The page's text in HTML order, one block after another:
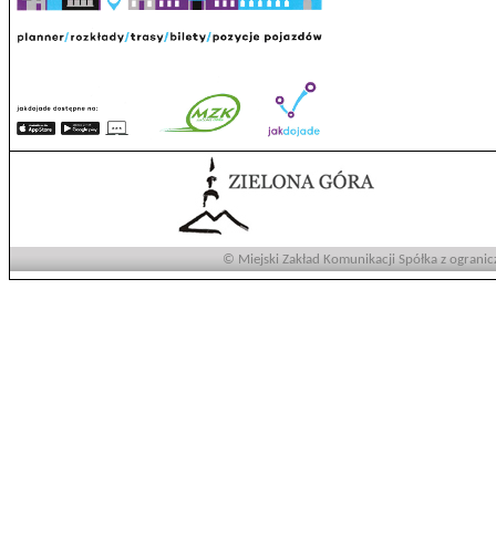
© Miejski Zakład Komunikacji Spółka z